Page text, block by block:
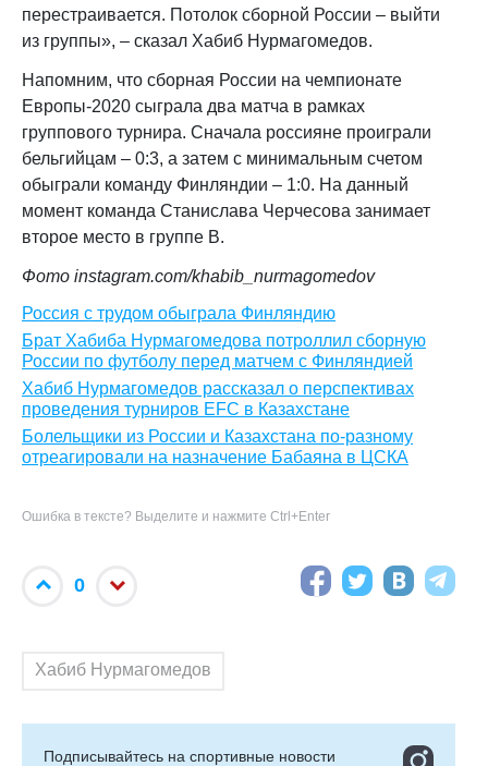
перестраивается. Потолок сборной России – выйти
из группы», – сказал Хабиб Нурмагомедов.
Напомним, что сборная России на чемпионате
Европы-2020 сыграла два матча в рамках
группового турнира. Сначала россияне проиграли
бельгийцам – 0:3, а затем с минимальным счетом
обыграли команду Финляндии – 1:0. На данный
момент команда Станислава Черчесова занимает
второе место в группе B.
Фото instagram.com/khabib_nurmagomedov
Россия с трудом обыграла Финляндию
Брат Хабиба Нурмагомедова потроллил сборную
России по футболу перед матчем с Финляндией
Хабиб Нурмагомедов рассказал о перспективах
проведения турниров EFC в Казахстане
Болельщики из России и Казахстана по-разному
отреагировали на назначение Бабаяна в ЦСКА
Ошибка в тексте? Выделите и нажмите Ctrl+Enter
0
Хабиб Нурмагомедов
Подписывайтесь на cпортивные новости